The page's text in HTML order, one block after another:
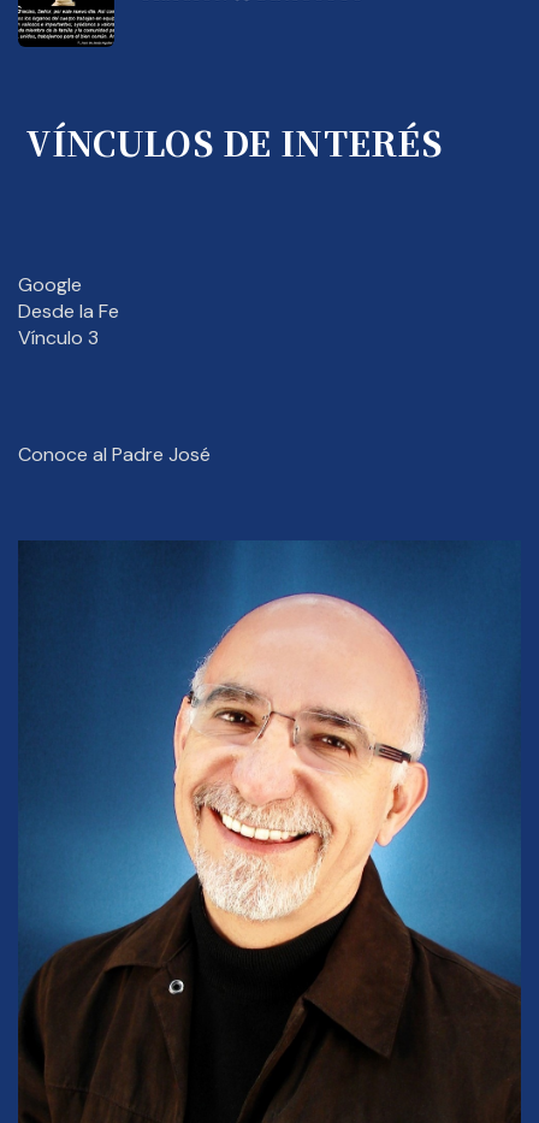
VÍNCULOS DE INTERÉS
Google
Desde la Fe
Vínculo 3
Conoce al Padre José